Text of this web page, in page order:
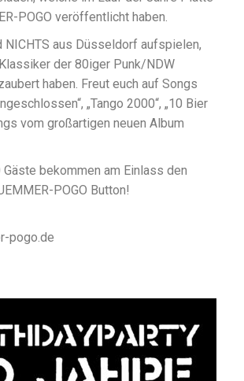
POGO veröffentlicht haben.
NICHTS aus Düsseldorf aufspielen,
der 80iger Punk/NDW
haben. Freut euch auf Songs
„Tango 2000“, „10 Bier
vom großartigen neuen Album
bekommen am Einlass den
POGO Button!
pogo.de